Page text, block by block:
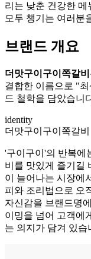
리는 낮춘 건강한
모두 챙기는 여러분
브랜드 개요
더맛구이구이쪽갈비
결합한 이름으로 "
드 철학을 담았습니
identity
더맛구이구이쪽갈비
'구이구이'의 반복에
비를 맛있게 즐기길
이 늘어나는 시장에
피와 조리법으로 오
자신감을 브랜드명
이밍을 넘어 고객에
는 의지가 담겨 있습